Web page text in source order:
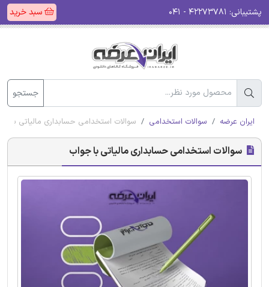
پشتیبانی: سبد خرید
جستجو
ایران عرضه سوالات استخدامی سوالات استخدامی حسابداری مالیاتی با
سوالات استخدامی حسابداری مالیاتی با جواب